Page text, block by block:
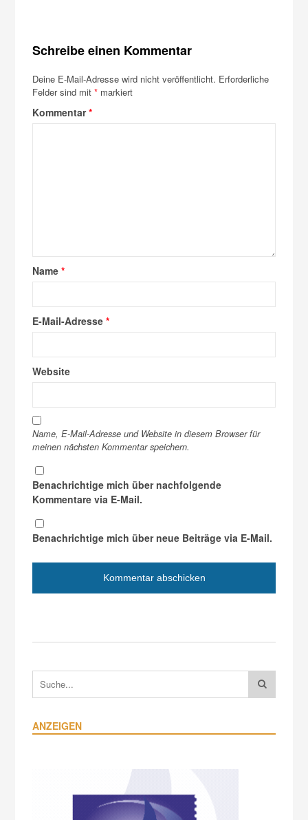
Schreibe einen Kommentar
Deine E-Mail-Adresse wird nicht veröffentlicht. Erforderliche
Felder sind mit* markiert
Kommentar*
Name*
E-Mail-Adresse*
Website
Name, E-Mail-Adresse und Website in diesem Browser für
meinen nächsten Kommentar speichern.
Benachrichtige mich über nachfolgende
Kommentare via E-Mail.
Benachrichtige mich über neue Beiträge via E-Mail.
ANZEIGEN